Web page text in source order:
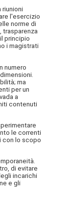
riunioni
l'esercizio
norme di
trasparenza
principio
i magistrati
numero
ma
per un
a
contenuti
le correnti
con lo scopo
di evitare
incarichi
e gli